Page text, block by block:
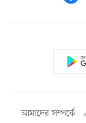
আমাদের সম্পর্কে